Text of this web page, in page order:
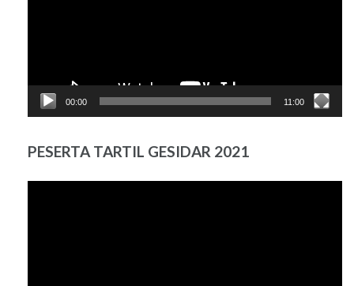
00:00 11:00
PESERTA TARTIL GESIDAR 2021